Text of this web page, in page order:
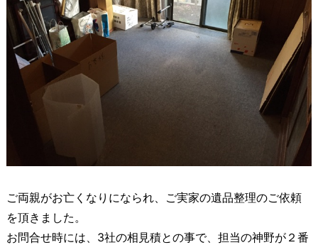
ご両親がお亡くなりになられ、ご実家の遺品整理のご依頼
を頂きました。
お問合せ時には、3社の相見積との事で、担当の神野が２番